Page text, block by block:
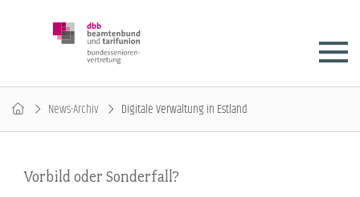
News-Archiv Digitale Verwaltung in Estland
Vorbild oder Sonderfall?